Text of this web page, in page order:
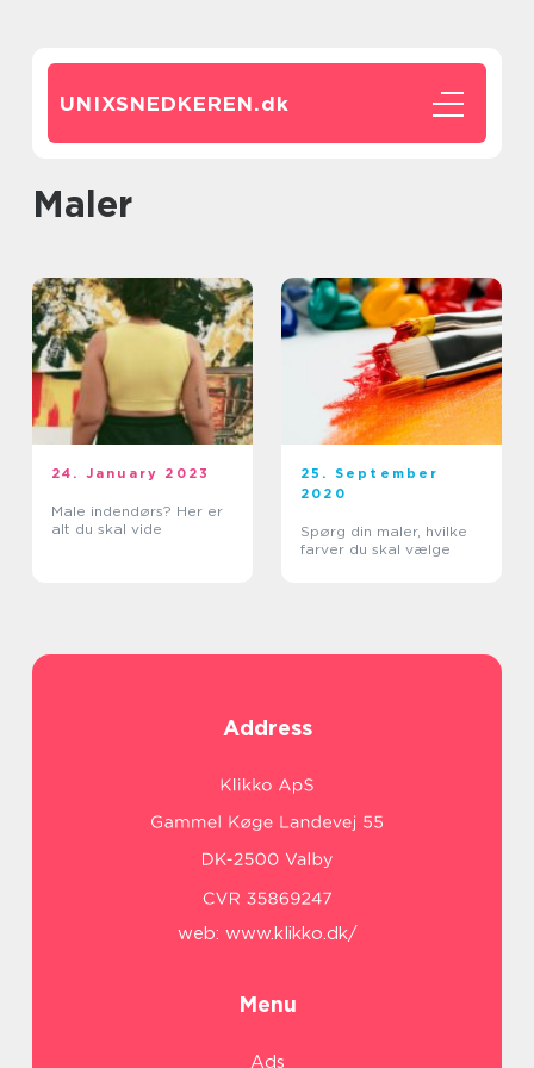
UNIXSNEDKEREN.dk
maler
24. January 2023
Male indendørs? Her er
alt du skal vide
25. September
2020
Spørg din maler, hvilke
farver du skal vælge
Address
web: www.klikko.dk/
Menu
Ads